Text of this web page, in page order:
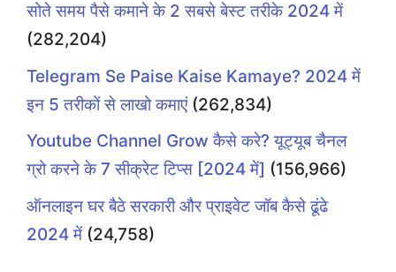
सोते समय पैसे कमाने के 2 सबसे बेस्ट तरीके 2024 में
(282,204)
Telegram Se Paise Kaise Kamaye? 2024 में
इन 5 तरीकों से लाखो कमाएं (262,834)
Youtube Channel Grow कैसे करे? यूट्यूब चैनल
ग्रो करने के 7 सीक्रेट टिप्स [2024 में] (156,966)
ऑनलाइन घर बैठे सरकारी और प्राइवेट जॉब कैसे ढूंढे
2024 में (24,758)